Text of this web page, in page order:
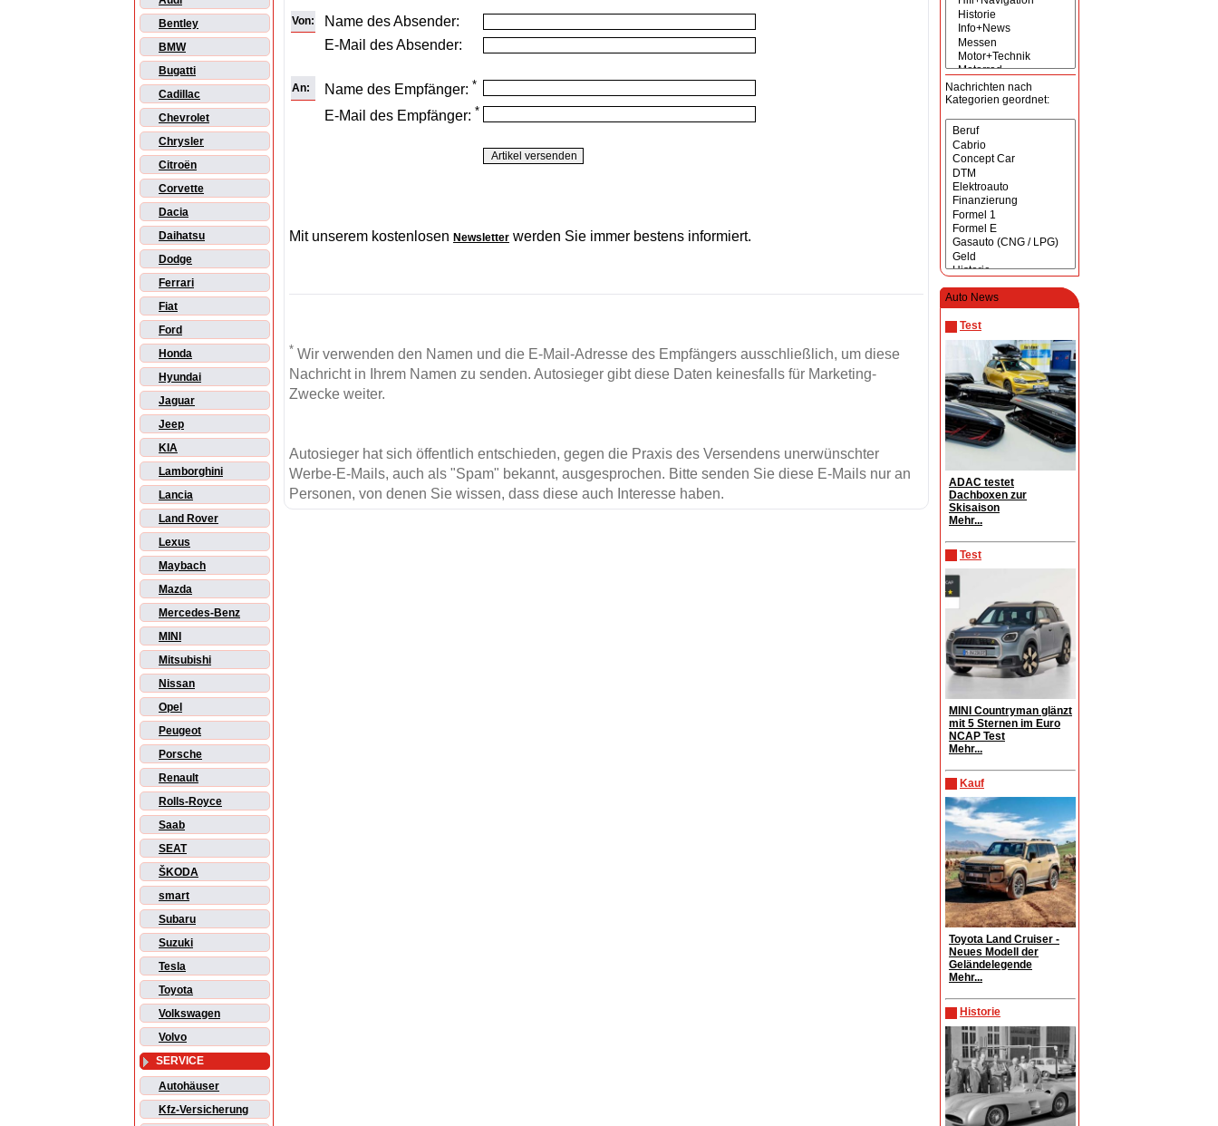
Bentley
BMW
Bugatti
Cadillac
Chevrolet
Chrysler
Citroën
Corvette
Dacia
Daihatsu
Dodge
Ferrari
Fiat
Ford
Honda
Hyundai
Jaguar
Jeep
KIA
Lamborghini
Lancia
Land Rover
Lexus
Maybach
Mazda
Mercedes-Benz
MINI
Mitsubishi
Nissan
Opel
Peugeot
Porsche
Renault
Rolls-Royce
Saab
SEAT
ŠKODA
smart
Subaru
Suzuki
Tesla
Toyota
Volkswagen
Volvo
SERVICE
Autohäuser
Kfz-Versicherung
Nachrichten nach
Kategorien geordnet:
Auto News
Test
ADAC testet
Dachboxen zur
Skisaison
Mehr...
Test
MINI Countryman glänzt
mit 5 Sternen im Euro
NCAP Test
Mehr...
Kauf
Toyota Land Cruiser -
Neues Modell der
Geländelegende
Mehr...
Historie
Von:
Name des Absender:
E-Mail des Absender:
An: Name des Empfänger: *
E-Mail des Empfänger: *
Mit unserem kostenlosen Newsletter werden Sie immer bestens informiert.
* Wir verwenden den Namen und die E-Mail-Adresse des Empfängers ausschließlich, um diese
Nachricht in Ihrem Namen zu senden. Autosieger gibt diese Daten keinesfalls für Marketing-
Zwecke weiter.
Autosieger hat sich öffentlich entschieden, gegen die Praxis des Versendens unerwünschter
Werbe-E-Mails, auch als "Spam" bekannt, ausgesprochen. Bitte senden Sie diese E-Mails nur an
Personen, von denen Sie wissen, dass diese auch Interesse haben.